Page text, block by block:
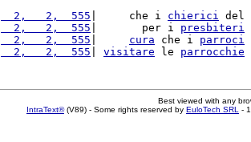
  2,   2,  555
|     che i chierici del
  2,   2,  555
|       per i presbiteri
  2,   2,  555
cura che i parroci
  2,   2,  555
visitare le parrocchie
Best viewed with any
IntraText®(V89) - Some rights reserved by EuloTech SRL -